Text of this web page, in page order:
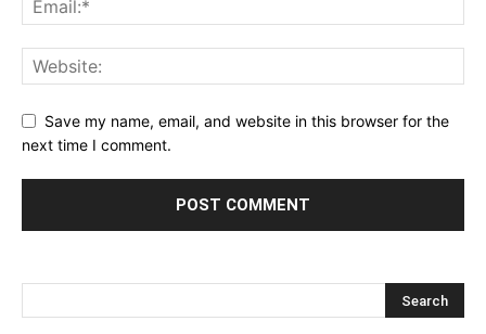
Save my name, email, and website in this browser for the
next time I comment.